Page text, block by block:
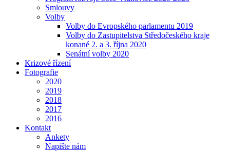
Smlouvy
Volby
Volby do Evropského parlamentu 2019
Volby do Zastupitelstva Středočeského kraje
konané 2. a 3. října 2020
Senátní volby 2020
Krizové řízení
Fotografie
2020
2019
2018
2017
2016
Kontakt
Ankety
Napište nám